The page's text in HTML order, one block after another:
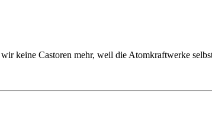
keine Castoren mehr, weil die Atomkraftwerke